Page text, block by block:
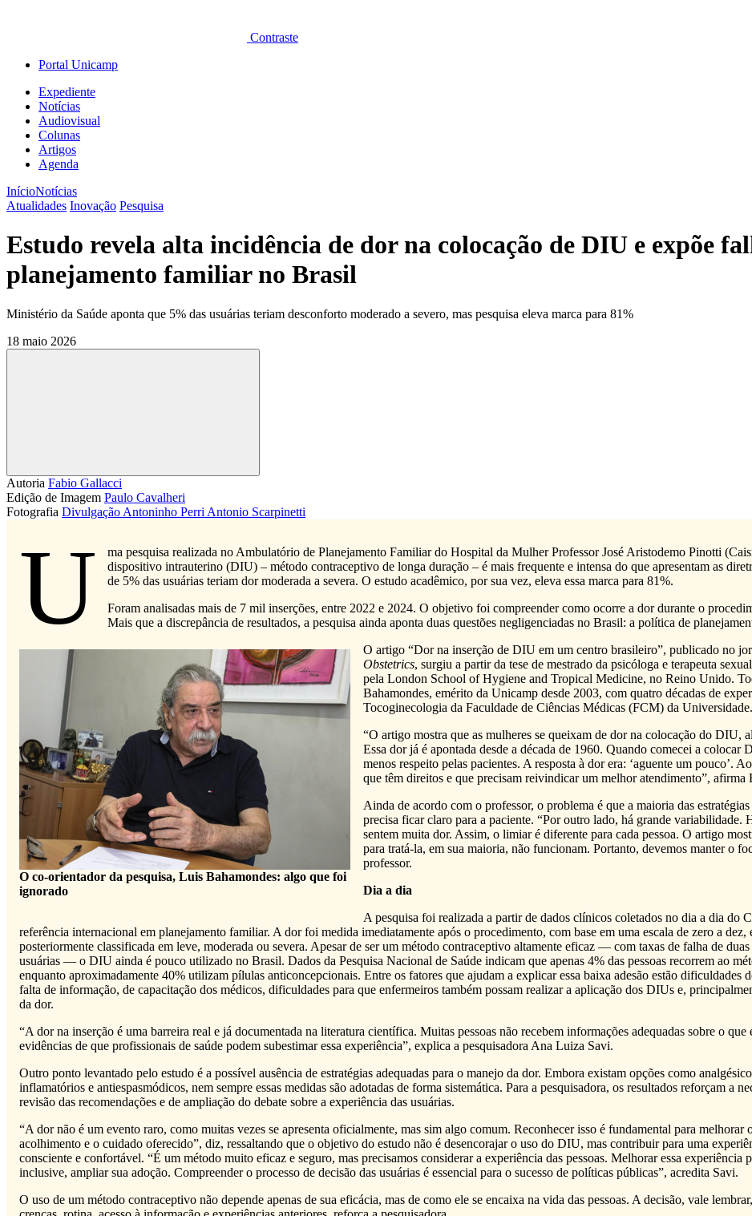
Contraste
Portal Unicamp
Expediente
Notícias
Audiovisual
Colunas
Artigos
Agenda
InícioNotícias
Atualidades Inovação Pesquisa
Estudo revela alta incidência de dor na colocação de DIU e expõe
planejamento familiar no Brasil
Ministério da Saúde aponta que 5% das usuárias teriam desconforto moderado a severo, mas pesquisa eleva marca para 81%
18 maio 2026
Compartilhar
Autoria Fabio Gallacci
Edição de Imagem Paulo Cavalheri
Fotografia Divulgação Antoninho Perri Antonio Scarpinetti
U
ma pesquisa realizada no Ambulatório de Planejamento Familiar do Hospital da Mulher Professor José Aristodemo Pinotti
dispositivo intrauterino (DIU) – método contraceptivo de longa duração – é mais frequente e intensa do que apresentam as
de 5% das usuárias teriam dor moderada a severa. O estudo acadêmico, por sua vez, eleva essa marca para 81%.
Foram analisadas mais de 7 mil inserções, entre 2022 e 2024. O objetivo foi compreender como ocorre a dor durante o
Mais que a discrepância de resultados, a pesquisa ainda aponta duas questões negligenciadas no Brasil: a política de
O co-orientador da pesquisa, Luis Bahamondes: algo que foi
ignorado
O artigo “Dor na inserção de DIU em um centro brasileiro”, publicado no
Obstetrics, surgiu a partir da tese de mestrado da psicóloga e terapeuta
pela London School of Hygiene and Tropical Medicine, no Reino Unido.
Bahamondes, emérito da Unicamp desde 2003, com quatro décadas de
Tocoginecologia da Faculdade de Ciências Médicas (FCM) da
“O artigo mostra que as mulheres se queixam de dor na colocação do DIU,
Essa dor já é apontada desde a década de 1960. Quando comecei a
menos respeito pelas pacientes. A resposta à dor era: ‘aguente um pouco’.
que têm direitos e que precisam reivindicar um melhor atendimento”, afirma
Ainda de acordo com o professor, o problema é que a maioria das
precisa ficar claro para a paciente. “Por outro lado, há grande variabilidade.
sentem muita dor. Assim, o limiar é diferente para cada pessoa. O artigo
para tratá-la, em sua maioria, não funcionam. Portanto, devemos manter o
professor.
Dia a dia
A pesquisa foi realizada a partir de dados clínicos coletados no dia a dia do
referência internacional em planejamento familiar. A dor foi medida imediatamente após o procedimento, com base em uma escala de zero a dez,
posteriormente classificada em leve, moderada ou severa. Apesar de ser um método contraceptivo altamente eficaz — com taxas de falha de
usuárias — o DIU ainda é pouco utilizado no Brasil. Dados da Pesquisa Nacional de Saúde indicam que apenas 4% das pessoas recorrem ao
enquanto aproximadamente 40% utilizam pílulas anticoncepcionais. Entre os fatores que ajudam a explicar essa baixa adesão estão dificuldades
falta de informação, de capacitação dos médicos, dificuldades para que enfermeiros também possam realizar a aplicação dos DIUs e,
da dor.
“A dor na inserção é uma barreira real e já documentada na literatura científica. Muitas pessoas não recebem informações adequadas sobre o que
evidências de que profissionais de saúde podem subestimar essa experiência”, explica a pesquisadora Ana Luiza Savi.
Outro ponto levantado pelo estudo é a possível ausência de estratégias adequadas para o manejo da dor. Embora existam opções como
inflamatórios e antiespasmódicos, nem sempre essas medidas são adotadas de forma sistemática. Para a pesquisadora, os resultados reforçam a
revisão das recomendações e de ampliação do debate sobre a experiência das usuárias.
“A dor não é um evento raro, como muitas vezes se apresenta oficialmente, mas sim algo comum. Reconhecer isso é fundamental para melhorar
acolhimento e o cuidado oferecido”, diz, ressaltando que o objetivo do estudo não é desencorajar o uso do DIU, mas contribuir para uma
consciente e confortável. “É um método muito eficaz e seguro, mas precisamos considerar a experiência das pessoas. Melhorar essa experiência
inclusive, ampliar sua adoção. Compreender o processo de decisão das usuárias é essencial para o sucesso de políticas públicas”, acredita Savi.
O uso de um método contraceptivo não depende apenas de sua eficácia, mas de como ele se encaixa na vida das pessoas. A decisão, vale